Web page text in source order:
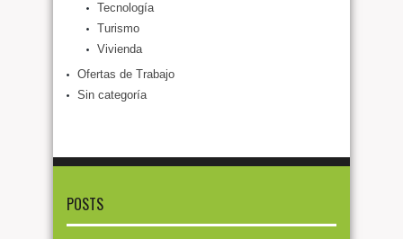
Tecnología
Turismo
Vivienda
Ofertas de Trabajo
Sin categoría
POSTS